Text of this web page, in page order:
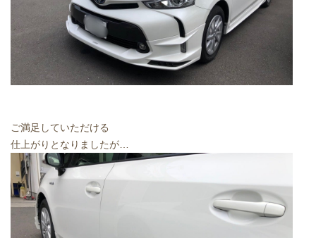
ご満足していただける
仕上がりとなりましたが…